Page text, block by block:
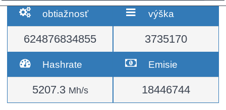
obtiažnosť
624876834855
výška
3735170
Hashrate
5207.3 Mh/s
Emisie
18446744